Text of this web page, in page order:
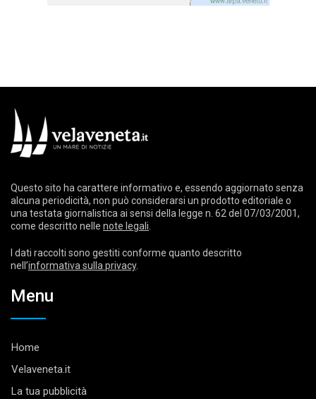
Questo sito ha carattere informativo e, essendo aggiornato senza
alcuna periodicità, non può considerarsi un prodotto editoriale o
una testata giornalistica ai sensi della legge n. 62 del 07/03/2001,
come descritto nelle note legali
I dati raccolti sono gestiti conforme quanto descritto
nell’informativa sulla privacy.
Menu
Home
Velaveneta.it
La tua pubblicità